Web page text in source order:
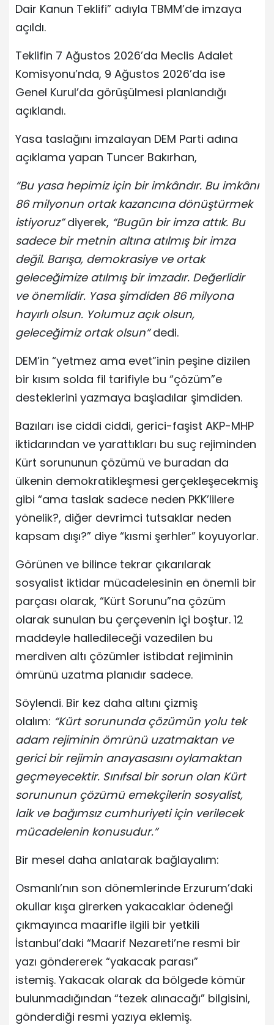
Dair Kanun Teklifi” adıyla TBMM’de imzaya
açıldı.
Teklifin 7 Ağustos 2026’da Meclis Adalet
Komisyonu’nda, 9 Ağustos 2026’da ise
Genel Kurul’da görüşülmesi planlandığı
açıklandı.
Yasa taslağını imzalayan DEM Parti adına
açıklama yapan Tuncer Bakırhan,
“Bu yasa hepimiz için bir imkândır. Bu imkânı
86 milyonun ortak kazancına dönüştürmek
istiyoruz”diyerek, “Bugün bir imza attık. Bu
sadece bir metnin altına atılmış bir imza
değil. Barışa, demokrasiye ve ortak
geleceğimize atılmış bir imzadır. Değerlidir
ve önemlidir. Yasa şimdiden 86 milyona
hayırlı olsun. Yolumuz açık olsun,
geleceğimiz ortak olsun”dedi.
DEM’in “yetmez ama evet”inin peşine dizilen
bir kısım solda fil tarifiyle bu “çözüm”e
desteklerini yazmaya başladılar şimdiden.
Bazıları ise ciddi ciddi, gerici-faşist AKP-MHP
iktidarından ve yarattıkları bu suç rejiminden
Kürt sorununun çözümü ve buradan da
ülkenin demokratikleşmesi gerçekleşecekmiş
gibi “ama taslak sadece neden PKK’lilere
yönelik?, diğer devrimci tutsaklar neden
kapsam dışı?” diye “kısmi şerhler” koyuyorlar.
Görünen ve bilince tekrar çıkarılarak
sosyalist iktidar mücadelesinin en önemli bir
parçası olarak, “Kürt Sorunu”na çözüm
olarak sunulan bu çerçevenin içi boştur. 12
maddeyle halledileceği vazedilen bu
merdiven altı çözümler istibdat rejiminin
ömrünü uzatma planıdır sadece.
Söylendi. Bir kez daha altını çizmiş
olalım: “Kürt sorununda çözümün yolu tek
adam rejiminin ömrünü uzatmaktan ve
gerici bir rejimin anayasasını oylamaktan
geçmeyecektir. Sınıfsal bir sorun olan Kürt
sorununun çözümü emekçilerin sosyalist,
laik ve bağımsız cumhuriyeti için verilecek
mücadelenin konusudur.”
Bir mesel daha anlatarak bağlayalım:
Osmanlı’nın son dönemlerinde Erzurum’daki
okullar kışa girerken yakacaklar ödeneği
çıkmayınca maarifle ilgili bir yetkili
İstanbul’daki “Maarif Nezareti’ne resmi bir
yazı göndererek “yakacak parası”
istemiş. Yakacak olarak da bölgede kömür
bulunmadığından “tezek alınacağı” bilgisini,
gönderdiği resmi yazıya eklemiş.